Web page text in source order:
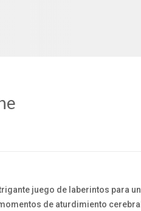
juego de laberintos para un
de aturdimiento cerebral